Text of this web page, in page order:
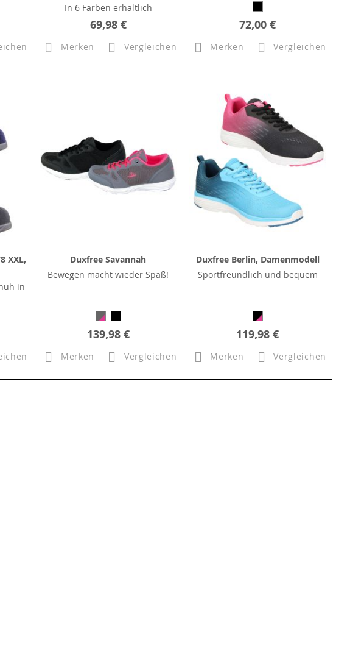
In 6 Farben erhältlich
69,98 €
Merken Vergleichen
72,00 €
Merken Vergleichen
XXL,
in
Duxfree Savannah
Bewegen macht wieder Spaß!
139,98 €
Merken Vergleichen
Duxfree Berlin, Damenmodell
Sportfreundlich und bequem
119,98 €
Merken Vergleichen